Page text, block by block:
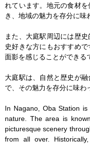
れています。地元の食材
き、地域の魅力を存分に味
また、大庭駅周辺には歴
史好きな方にもおすすめ
面影を感じることができる
大庭駅は、自然と歴史が
で、その魅力を存分に味わ
In Nagano, Oba Station
nature. The area is
picturesque scenery
from all over.